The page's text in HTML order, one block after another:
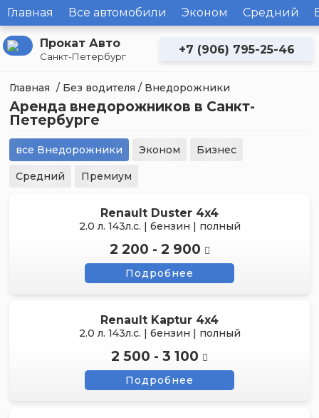
Главная Все автомобили Эконом Средний
Прокат Авто
Санкт-Петербург +7 (906) 795-25-46
Главная / Без водителя / Внедорожники
Аренда внедорожников в Санкт-
Петербурге
все Внедорожники Эконом Бизнес
Средний Премиум
Renault Duster 4x4
2.0 л. 143л.с. | бензин | полный
2 200 - 2 900
Подробнее
Renault Kaptur 4x4
2.0 л. 143л.с. | бензин | полный
2 500 - 3 100
Подробнее